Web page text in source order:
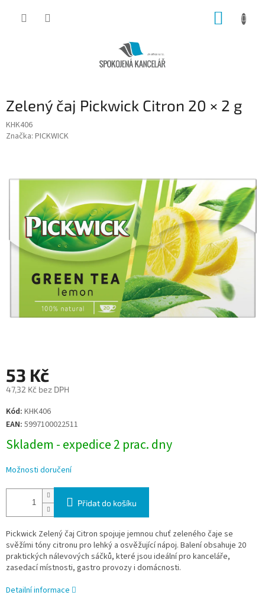
Zelený čaj Pickwick Citron 20 × 2 g
KHK406
Značka: PICKWICK
53 Kč
47,32 Kč bez DPH
Měrná
cena:
Kód: KHK406
EAN: 5997100022511
Skladem - expedice 2 prac. dny
Možnosti doručení
Přidat do košíku
Pickwick Zelený čaj Citron spojuje jemnou chuť zeleného čaje se
svěžími tóny citronu pro lehký a osvěžující nápoj. Balení obsahuje 20
praktických nálevových sáčků, které jsou ideální pro kanceláře,
zasedací místnosti, gastro provozy i domácnosti.
Detailní informace